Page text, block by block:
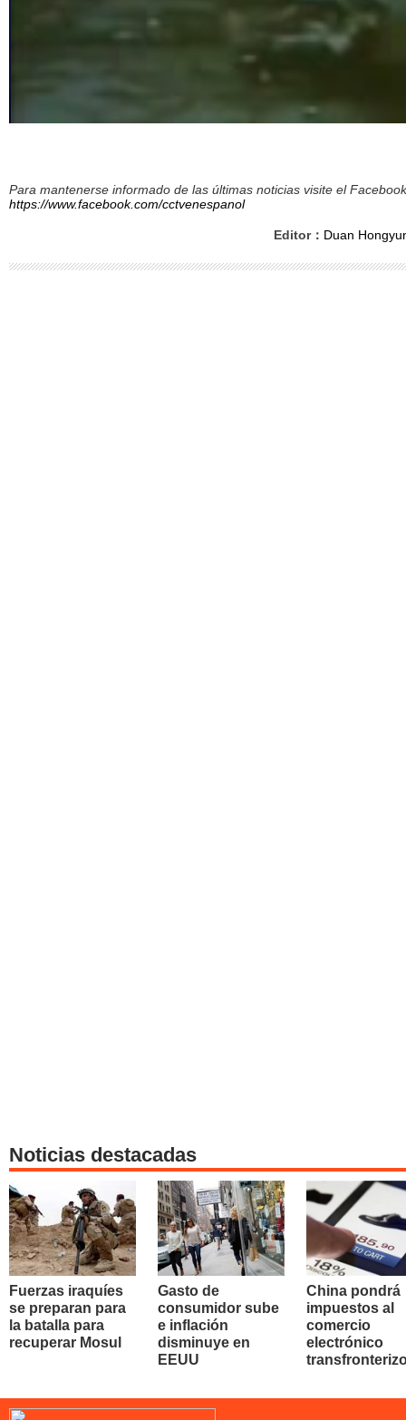
Para mantenerse informado de las últimas noticias visite el
https://www.facebook.com/cctvenespanol
Editor： Duan
Noticias destacadas
Fuerzas iraquíes
se preparan para
la batalla para
recuperar Mosul
Gasto de
consumidor sube
e inflación
disminuye en
EEUU
China pondrá
impuestos al
comercio
electrónico